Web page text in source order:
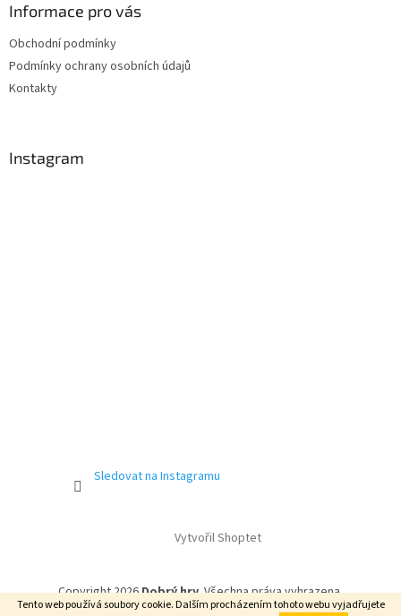
Tento web používá soubory cookie. Dalším procházením tohoto webu vyjadřujete
Informace pro vás
Obchodní podmínky
Podmínky ochrany osobních údajů
Kontakty
Instagram
Sledovat na Instagramu
Vytvořil Shoptet
Copyright 2026Dobrý hry. Všechna práva vyhrazena.